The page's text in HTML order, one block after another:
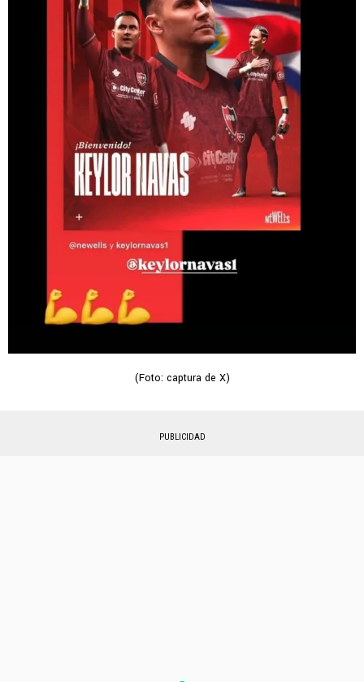
(Foto: captura de X)
PUBLICIDAD